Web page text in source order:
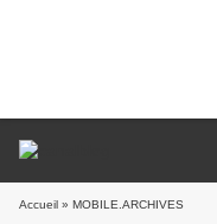
Accueil » MOBILE.ARCHIVES